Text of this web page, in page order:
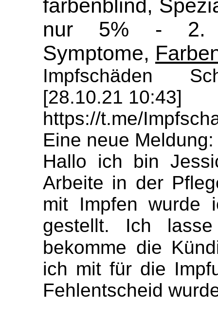
farbenblind,
nur 5% - 2.
Symptome,
Impfschäden
[28.10.21 10:43]
https://t.me/
Eine neue Meldung:
Hallo ich bin
Arbeite in der
mit Impfen wurde
gestellt. Ich
bekomme die
ich mit für die
Fehlentscheid